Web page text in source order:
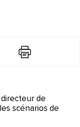
de
scénarios de